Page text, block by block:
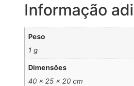
Informação
Peso
1 g
Dimensões
40 × 25 × 20 cm